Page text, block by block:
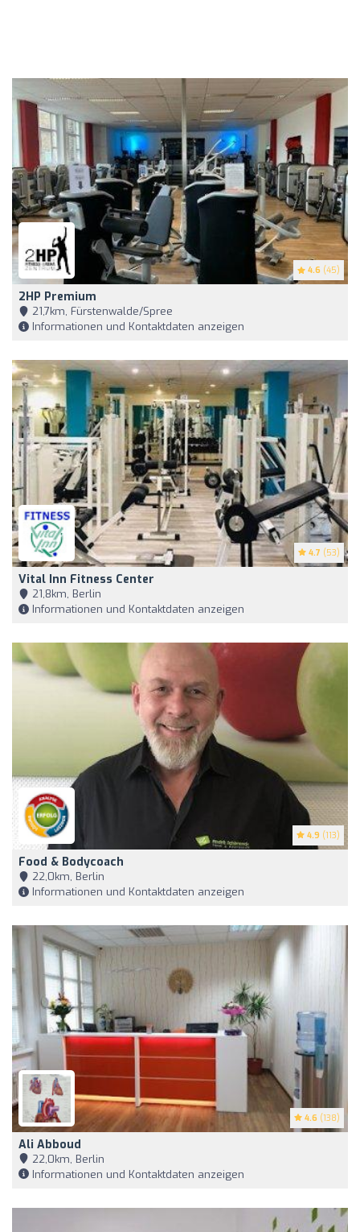
4.6 (45)
2HP Premium
21,7km, Fürstenwalde/Spree
Informationen und Kontaktdaten anzeigen
4.7 (53)
Vital Inn Fitness Center
21,8km, Berlin
Informationen und Kontaktdaten anzeigen
4.9 (113)
Food & Bodycoach
22,0km, Berlin
Informationen und Kontaktdaten anzeigen
4.6 (138)
Ali Abboud
22,0km, Berlin
Informationen und Kontaktdaten anzeigen